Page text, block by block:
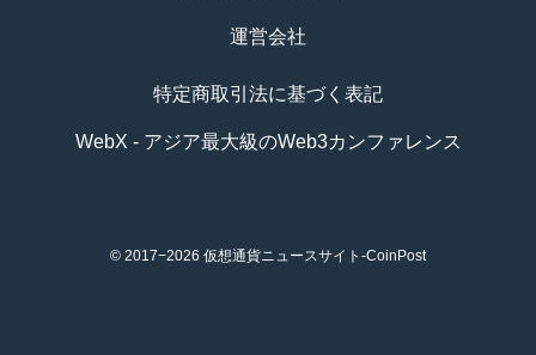
運営会社
特定商取引法に基づく表記
WebX - アジア最大級のWeb3カンファレンス
© 2017−2026 仮想通貨ニュースサイト-CoinPost